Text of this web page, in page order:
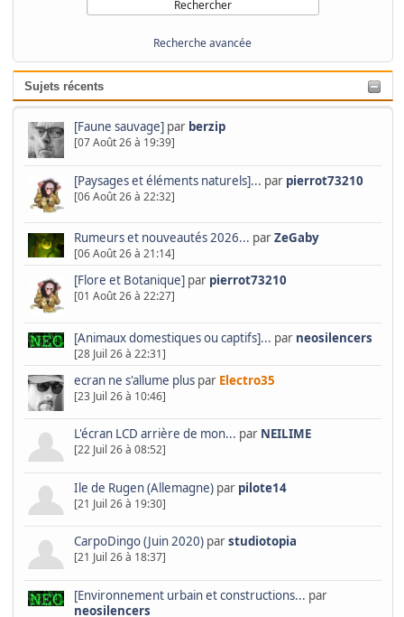
Recherche avancée
Sujets récents
[Faune sauvage] par berzip
[07 Août 26 à 19:39]
[Paysages et éléments naturels]... par pierrot73210
[06 Août 26 à 22:32]
Rumeurs et nouveautés 2026... parZeGaby
[06 Août 26 à 21:14]
[Flore et Botanique]par pierrot73210
[01 Août 26 à 22:27]
[Animaux domestiques ou captifs]... par neosilencers
[28 Juil 26 à 22:31]
ecran ne s'allume pluspar Electro35
[23 Juil 26 à 10:46]
L'écran LCD arrière de mon... par NEILIME
[22 Juil 26 à 08:52]
Ile de Rugen (Allemagne)par pilote14
[21 Juil 26 à 19:30]
CarpoDingo (Juin 2020)parstudiotopia
[21 Juil 26 à 18:37]
[Environnement urbain et constructions... par
neosilencers